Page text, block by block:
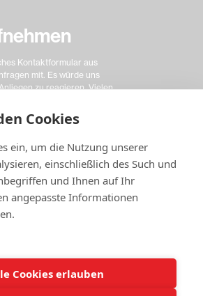
Cookies
ein, um die Nutzung unserer
einschließlich des Such und
und Ihnen auf Ihr
angepasste Informationen
Cookies erlauben
Kontaktformular aus
mit. Es würde uns
zu reagieren. Vielen